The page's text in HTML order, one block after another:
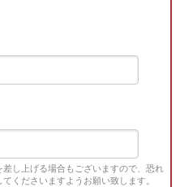
差し上げる場合もございますので、恐れ
くださいますようお願い致します。